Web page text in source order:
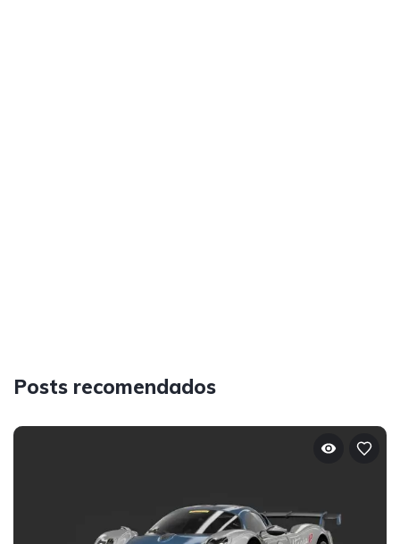
Posts recomendados